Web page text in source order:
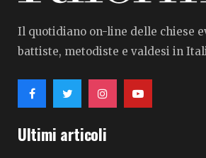
Il quotidiano on-line delle chiese
battiste, metodiste e valdesi in
Ultimi articoli